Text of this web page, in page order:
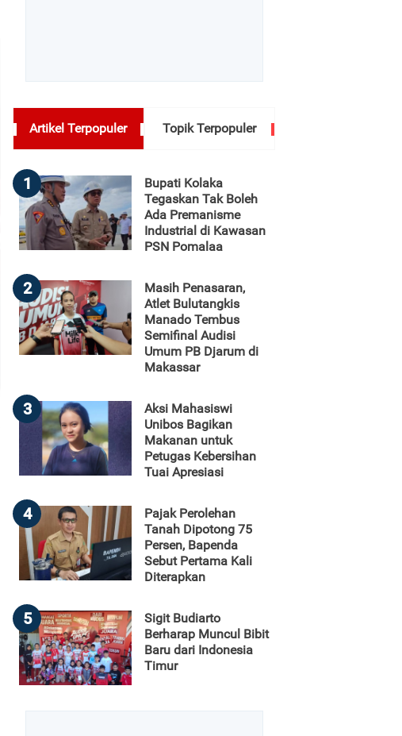
Artikel Terpopuler Topik Terpopuler
1
Bupati Kolaka
Tegaskan Tak Boleh
Ada Premanisme
Industrial di Kawasan
PSN Pomalaa
2
Masih Penasaran,
Atlet Bulutangkis
Manado Tembus
Semifinal Audisi
Umum PB Djarum di
Makassar
3
Aksi Mahasiswi
Unibos Bagikan
Makanan untuk
Petugas Kebersihan
Tuai Apresiasi
4
Pajak Perolehan
Tanah Dipotong 75
Persen, Bapenda
Sebut Pertama Kali
Diterapkan
5
Sigit Budiarto
Berharap Muncul Bibit
Baru dari Indonesia
Timur